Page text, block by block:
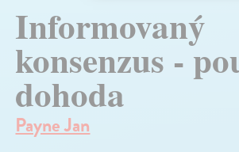
Informovaný
konsenzus -
dohoda
Payne Jan